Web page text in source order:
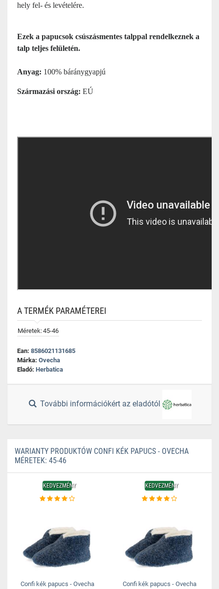
hely fel- és levételére.
Ezek a papucsok csúszásmentes talppal rendelkeznek a
talp teljes felületén.
Anyag: 100% báránygyapjú
Származási ország: EÚ
A TERMÉK PARAMÉTEREI
Méretek:45-46
Ean: 8586021131685
Márka: Ovecha
Eladó: Herbatica
További információkért az eladótól
WARIANTY PRODUKTÓW CONFI KÉK PAPUCS - OVECHA
MÉRETEK: 45-46
KEDVEZMÉNY
Confi kék papucs - Ovecha
KEDVEZMÉNY
Confi kék papucs - Ovecha